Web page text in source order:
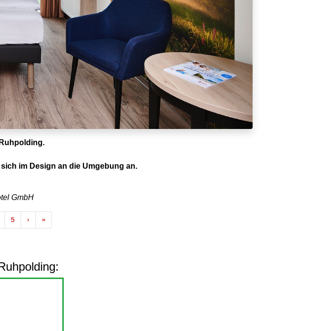
im Design an die Umgebung an.
GmbH
5 › Nächste
»